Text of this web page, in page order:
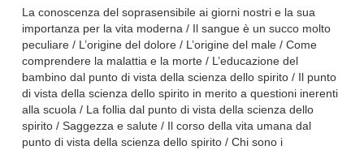
La conoscenza del soprasensibile ai giorni nostri e la sua
importanza per la vita moderna / Il sangue è un succo molto
peculiare / L’origine del dolore / L’origine del male / Come
comprendere la malattia e la morte / L’educazione del
bambino dal punto di vista della scienza dello spirito / Il punto
di vista della scienza dello spirito in merito a questioni inerenti
alla scuola / La follia dal punto di vista della scienza dello
spirito / Saggezza e salute / Il corso della vita umana dal
punto di vista della scienza dello spirito / Chi sono i